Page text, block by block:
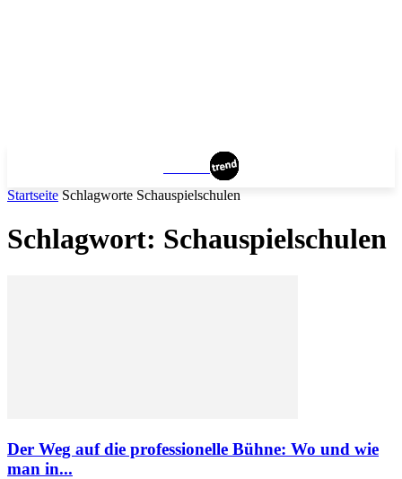
Startseite Schlagworte Schauspielschulen
Schlagwort: Schauspielschulen
Der Weg auf die professionelle Bühne: Wo und wie
man in...